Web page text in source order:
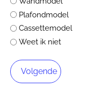
Plafondmodel
Cassettemodel
Weet ik niet